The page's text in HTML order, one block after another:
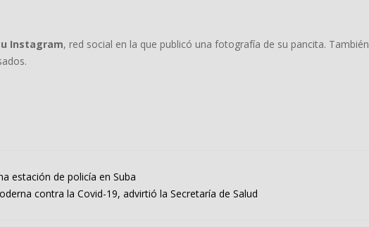
Instagram, red social en la que publicó una fotografía de su pancita. También
estación de policía en Suba
contra la Covid-19, advirtió la Secretaría de Salud